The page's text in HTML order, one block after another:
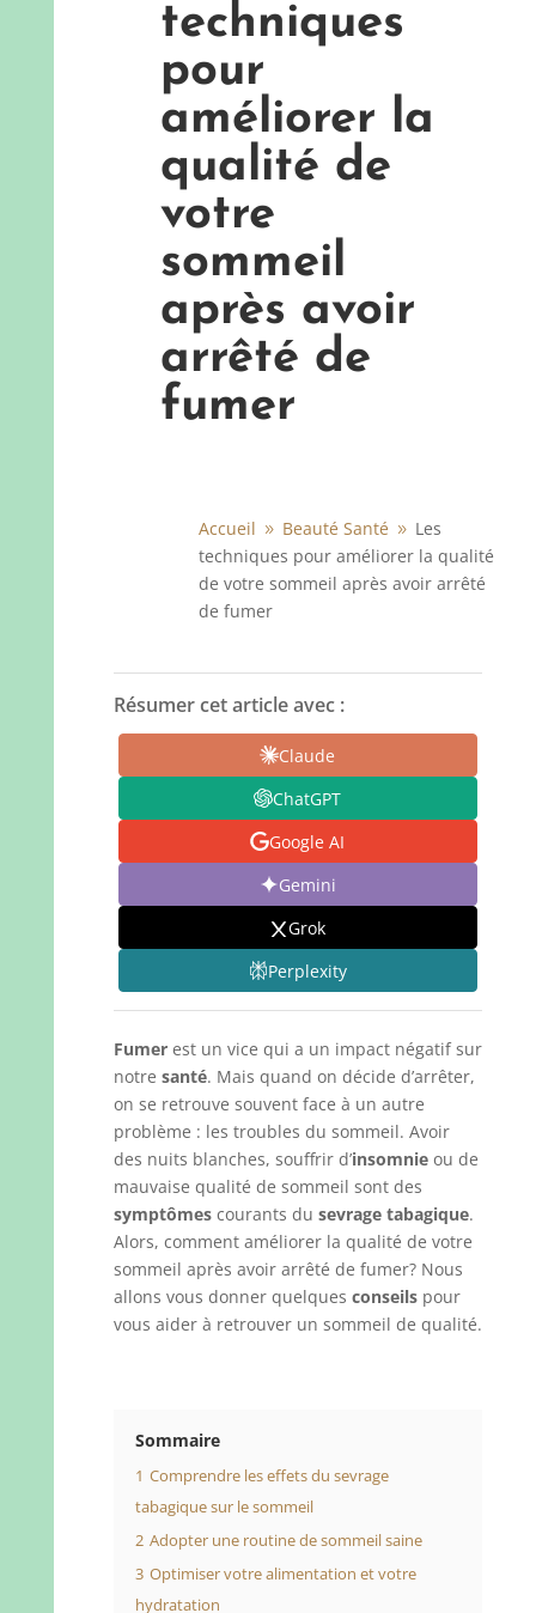
techniques
pour
améliorer la
qualité de
votre
sommeil
après avoir
arrêté de
fumer
Accueil 9 Beauté Santé 9 Les
techniques pour améliorer la qualité
de votre sommeil après avoir arrêté
de fumer
Résumer cet article avec :
Claude
ChatGPT
Google AI
Gemini
Grok
Perplexity
Fumerest un vice qui a un impact négatif sur
notre santé. Mais quand on décide d’arrêter,
on se retrouve souvent face à un autre
problème : les troubles du sommeil. Avoir
des nuits blanches, souffrir d’insomnieou de
mauvaise qualité de sommeil sont des
symptômescourants du sevrage tabagique.
Alors, comment améliorer la qualité de votre
sommeil après avoir arrêté de fumer? Nous
allons vous donner quelques conseilspour
vous aider à retrouver un sommeil de qualité.
Sommaire
1 Comprendre les effets du sevrage
tabagique sur le sommeil
2 Adopter une routine de sommeil saine
3 Optimiser votre alimentation et votre
hydratation